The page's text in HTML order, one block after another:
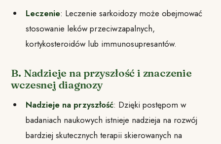
Leczenie: Leczenie sarkoidozy może obejmować
stosowanie leków przeciwzapalnych,
kortykosteroidów lub immunosupresantów.
B. Nadzieje na przyszłość i znaczenie
wczesnej diagnozy
Nadzieje na przyszłość: Dzięki postępom w
badaniach naukowych istnieje nadzieja na rozwój
bardziej skutecznych terapii skierowanych na